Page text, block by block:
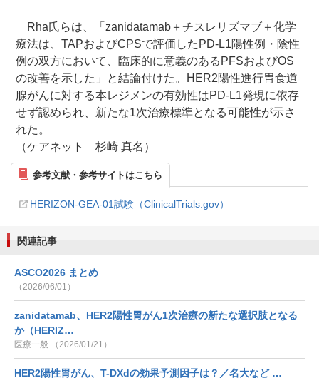
Rha氏らは、「zanidatamab＋チスレリズマブ＋化学
療法は、TAPおよびCPSで評価したPD-L1陽性例・陰性
例の双方において、臨床的に意義のあるPFSおよびOS
の改善を示した」と結論付けた。HER2陽性進行胃食道
腺がんに対する本レジメンの有効性はPD-L1発現に依存
せず認められ、新たな1次治療標準となる可能性が示さ
れた。
（ケアネット 杉崎 真名）
参考文献・参考サイトはこちら
HERIZON-GEA-01試験（ClinicalTrials.gov）
関連記事
ASCO2026 まとめ
（2026/06/01）
zanidatamab、HER2陽性胃がん1次治療の新たな選択肢となる
か（HERIZ…
医療一般 （2026/01/21）
HER2陽性胃がん、T-DXdの効果予測因子は？／名大など …